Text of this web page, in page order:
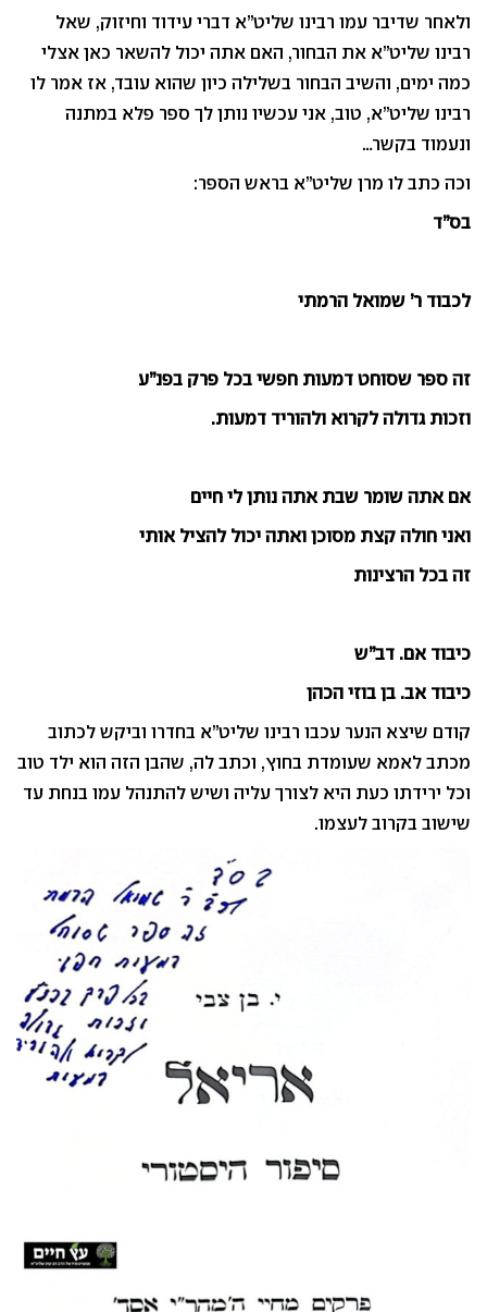
ולאחר שדיבר עמו רבינו שליט”א דברי עידוד וחיזוק, שאל
רבינו שליט”א את הבחור, האם אתה יכול להשאר כאן אצלי
כמה ימים, והשיב הבחור בשלילה כיון שהוא עובד, אז אמר לו
רבינו שליט”א, טוב, אני עכשיו נותן לך ספר פלא במתנה
ונעמוד בקשר…
וכה כתב לו מרן שליט”א בראש הספר:
בס”ד
לכבוד ר’ שמואל הרמתי
זה ספר שסוחט דמעות חפשי בכל פרק בפנ”ע
וזכות גדולה לקרוא ולהוריד דמעות.
אם אתה שומר שבת אתה נותן לי חיים
ואני חולה קצת מסוכן ואתה יכול להציל אותי
זה בכל הרצינות
כיבוד אם. דב”ש
כיבוד אב. בן בוזי הכהן
קודם שיצא הנער עכבו רבינו שליט”א בחדרו וביקש לכתוב
מכתב לאמא שעומדת בחוץ, וכתב לה, שהבן הזה הוא ילד טוב
וכל ירידתו כעת היא לצורך עליה ושיש להתנהל עמו בנחת עד
שישוב בקרוב לעצמו.